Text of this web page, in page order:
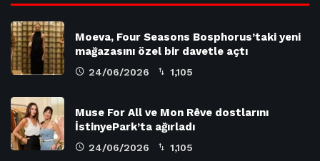
Moeva, Four Seasons Bosphorus’taki yeni
mağazasını özel bir davetle açtı
24/06/2026 1,105
Muse For All ve Mon Rêve dostlarını
İstinyePark’ta ağırladı
24/06/2026 1,105